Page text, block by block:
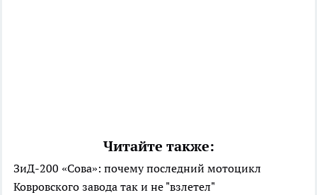
Читайте также:
ЗиД-200 «Сова»: почему последний мотоцикл
Ковровского завода так и не "взлетел"